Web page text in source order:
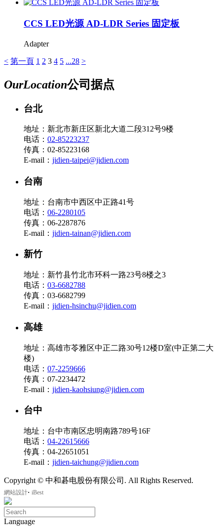
CCS LED光源 AD-LDR Series 固定板
Adapter
< 第一頁 1 2 3 4 5 ...28 >
OurLocation公司据点
台北
地址：新北市新庄区新北大道二段312号9楼
电话： 02-85223237
传真：02-85223168
E-mail： jidien-taipei@jidien.com
台南
地址：台南市中西区中正路41号
电话： 06-2280105
传真：06-2287876
E-mail： jidien-tainan@jidien.com
新竹
地址：新竹县竹北市环科一路23号8楼之3
电话： 03-6682788
传真：03-6682799
E-mail： jidien-hsinchu@jidien.com
高雄
地址：高雄市苓雅区中正二路30号12楼D室(中正第二大
楼)
电话： 07-2259666
传真：07-2234472
E-mail： jidien-kaohsiung@jidien.com
台中
地址：台中市南区忠明南路789号16F
电话： 04-22615666
传真：04-22651051
E-mail： jidien-taichung@jidien.com
Copyright © 中和碁电股份有限公司. All Rights Reserved.
網站設計‧ iBest
Language